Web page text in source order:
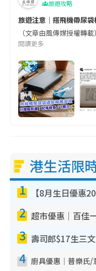
旅遊攻略
旅遊注意｜搭飛機帶尿
（文章由風傳媒授權轉
閱讀更多
港生活限
1
2
3
4